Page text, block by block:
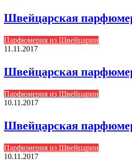
Швейцарская
Парфюмерия из Швейцарии
11.11.2017
Швейцарская
Парфюмерия из Швейцарии
10.11.2017
Швейцарская
Парфюмерия из Швейцарии
10.11.2017